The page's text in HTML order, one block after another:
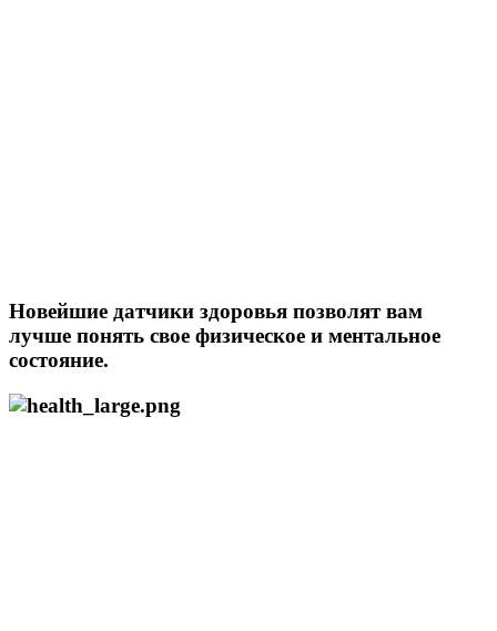
Новейшие датчики здоровья позволят вам
лучше понять свое физическое и ментальное
состояние.